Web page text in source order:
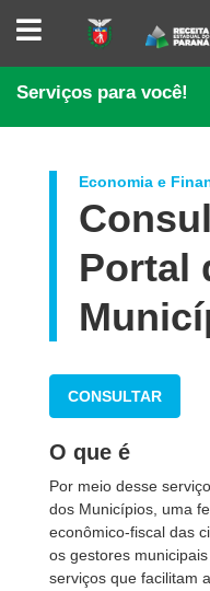
PROGRAMAS
ESPECIAIS
PARCELAMENTO
Serviços para você!
Economia e
Portal
CONSULTAR
O que é
Por meio desse
dos Municípios, uma
econômico-fiscal das
os gestores
serviços que facilitam